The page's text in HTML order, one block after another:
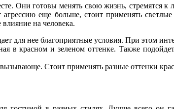
Они готовы менять свою жизнь, стремятся к
еще больше, стоит применять
на человека.
для нее благоприятные условия. При этом
в красном и зеленом оттенке. Также
Стоит применять разные оттенки